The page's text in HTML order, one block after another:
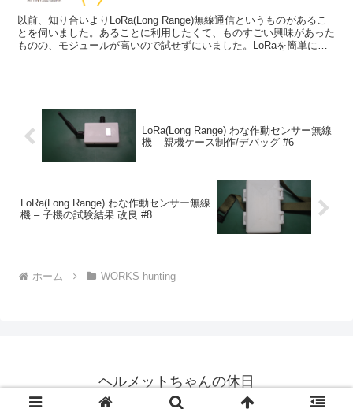
以前、知り合いよりLoRa(Long Range)無線通信というものがあるこ
とを伺いました。あることに利用したくて、ものすごい興味があった
ものの、モジュールが高いので試せずにいました。LoRaを簡単に説
LoRa(Long Range) わな作動センサー無線
機 – 親機ケース制作/デバッグ #6
LoRa(Long Range) わな作動センサー無線
機 – 子機の試験結果 改良 #8
ホーム WORKS-hunting
ヘルメットちゃんの休日
© 2022 ヘルメットちゃんの休日.